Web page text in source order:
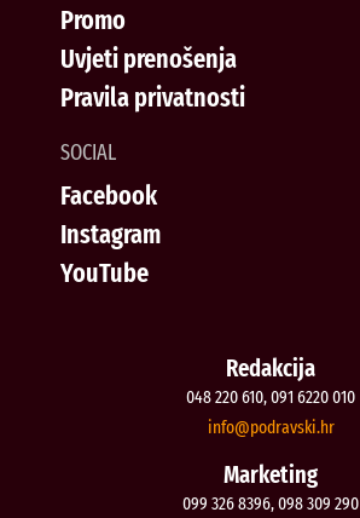
Promo
Uvjeti prenošenja
Pravila privatnosti
SOCIAL
Facebook
Instagram
YouTube
Redakcija
048 220 610, 091 6220 010
rh.iksvardop
@ofni
Marketing
099 326 8396, 098 309 290